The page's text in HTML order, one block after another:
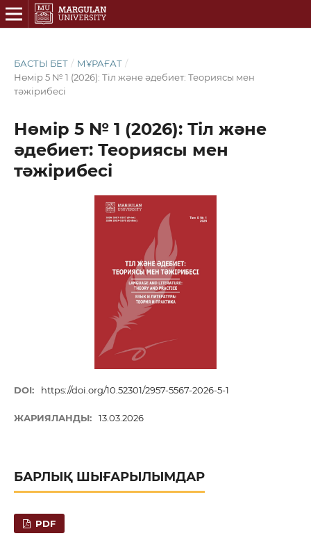
БАСТЫ БЕТ / МҰРАҒАТ /
Нөмір 5 № 1 (2026): Тіл және әдебиет: Теориясы мен
тәжірибесі
Нөмір 5 № 1 (2026): Тіл және
әдебиет: Теориясы мен
тәжірибесі
DOI: https://doi.org/10.52301/2957-5567-2026-5-1
ЖАРИЯЛАНДЫ: 13.03.2026
БАРЛЫҚ ШЫҒАРЫЛЫМДАР
PDF